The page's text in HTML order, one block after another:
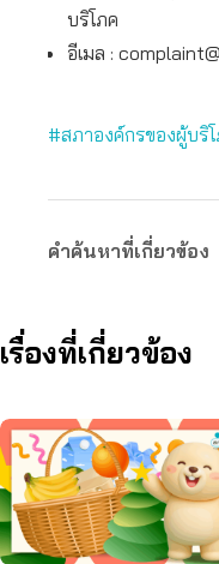
บริโภค
อีเมล :
#สภาองค์กรของผู้บริ
คำค้นหาที่เกี่ยวข้อง
เรื่องที่เกี่ยวข้อง